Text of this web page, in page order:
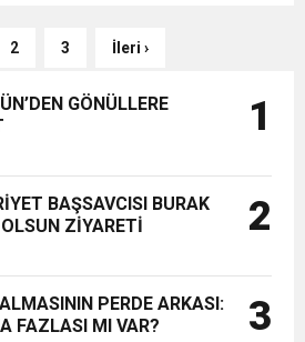
Töreni" düzenledi. ...
2 3 İleri ›
GÖNÜLLERE
1
BAŞSAVCISI BURAK
ZİYARETİ
2
PERDE ARKASI:
FAZLASI MI VAR?
3